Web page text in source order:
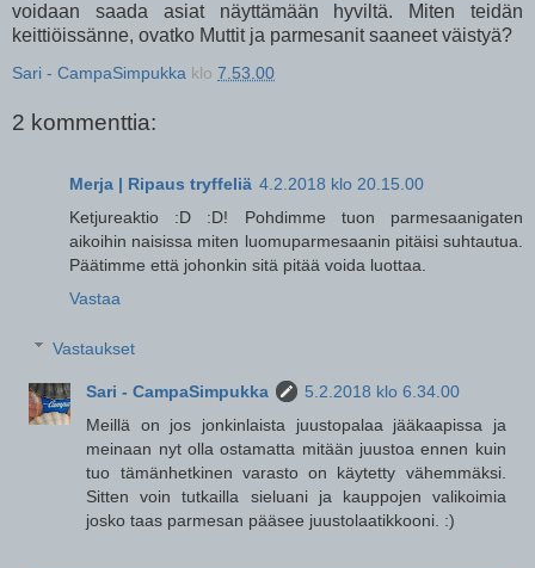
voidaan saada asiat näyttämään hyviltä. Miten teidän
keittiöissänne, ovatko Muttit ja parmesanit saaneet väistyä?
Sari - CampaSimpukka klo 7.53.00
2 kommenttia:
Merja | Ripaus tryffeliä 4.2.2018 klo 20.15.00
Ketjureaktio :D :D! Pohdimme tuon parmesaanigaten
aikoihin naisissa miten luomuparmesaanin pitäisi suhtautua.
Päätimme että johonkin sitä pitää voida luottaa.
Vastaa
Vastaukset
Sari - CampaSimpukka
5.2.2018 klo 6.34.00
Meillä on jos jonkinlaista juustopalaa jääkaapissa ja
meinaan nyt olla ostamatta mitään juustoa ennen kuin
tuo tämänhetkinen varasto on käytetty vähemmäksi.
Sitten voin tutkailla sieluani ja kauppojen valikoimia
josko taas parmesan pääsee juustolaatikkooni. :)